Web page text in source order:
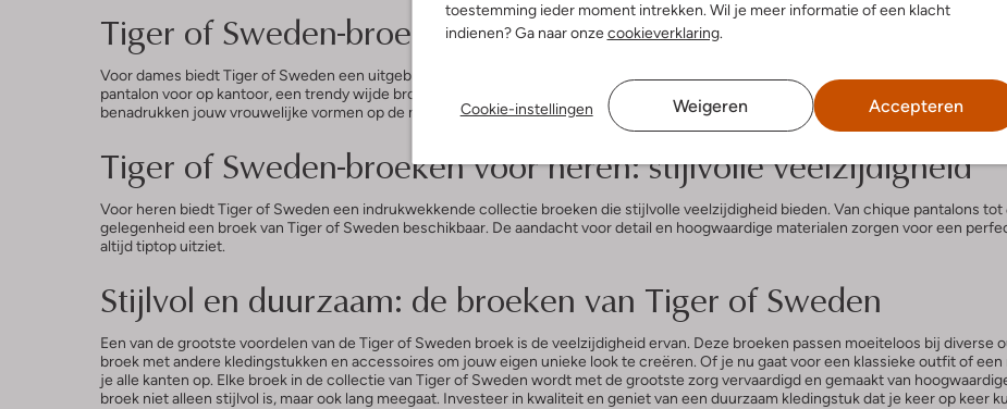
toestemming ieder moment intrekken. Wil je meer informatie of een klacht
indienen? Ga naar onzecookieverklaring.
Cookie-instellingen Weigeren Accepteren
Tiger of Sweden-broeken voor dames bieden tijdloze elegantie
Voor dames biedt Tiger of Sweden een uitgebreide collectie broeken die de perfecte mix van tijdloze elegantie en eigentijdse stijl
pantalon voor op kantoor, een trendy wijde broek voor een avondje uit, of een casual chino voor het weekend.
heeft
benadrukken jouw vrouwelijke vormen op de meest flatteuze manier.
Tiger of Sweden-broeken voor heren: stijlvolle veelzijdigheid
Voor heren biedt Tiger of Sweden een indrukwekkende collectie broeken die stijlvolle veelzijdigheid bieden. Van chique pantalons tot
gelegenheid een broek van Tiger of Sweden beschikbaar. De aandacht voor detail en hoogwaardige materialen zorgen voor een
altijd tiptop uitziet.
Stijlvol en duurzaam: de broeken van Tiger of Sweden
Een van de grootste voordelen van de Tiger of Sweden broek is de veelzijdigheid ervan. Deze broeken passen moeiteloos bij
broek met andere kledingstukken en accessoires om jouw eigen unieke look te creëren. Of je nu gaat voor een klassieke outfit of
je alle kanten op. Elke broek in de collectie van Tiger of Sweden wordt met de grootste zorg vervaardigd en gemaakt van
broek niet alleen stijlvol is, maar ook lang meegaat. Investeer in kwaliteit en geniet van een duurzaam kledingstuk dat je keer op keer